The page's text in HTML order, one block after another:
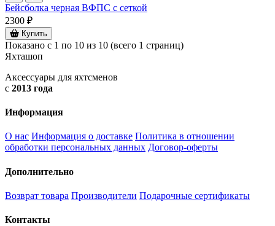
Бейсболка черная ВФПС с сеткой
2300 ₽
Купить
Показано с 1 по 10 из 10 (всего 1 страниц)
Яхташоп
Аксессуары для яхтсменов
с 2013 года
Информация
О нас Информация о доставке Политика в отношении
обработки персональных данных Договор-оферты
Дополнительно
Возврат товара Производители Подарочные сертификаты
Контакты